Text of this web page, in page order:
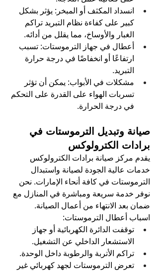
انسداد المكثف أو المبخر: يؤثر بشكل
كبير على كفاءة نظام التبريد تراكم
الغبار والأوساخ، مما يقلل من أدائه.
أعطال في جهاز الترموستات: تسبب
ارتفاعًا أو انخفاضًا في درجة حرارة
التبريد.
مشكلات في الأبواب: يمكن أن تؤثر
تسربات الهواء على القدرة على التحكم
في درجة الحرارة.
صيانة وتبديل الترموستات في
برادات الكترولوكس
يقدم مركز صيانة برادات الكترولوكس
خدمات عالية الجودة لصيانة واستبدال
الترموستات في كافة أنحاء الإمارات. نحن
نوفر خدمة سريعة ومباشرة في المنازل مع
ضمان بعد الانتهاء من أعمال الصيانة.
اسباب أعطال الترموستات:
توقفت الدائرة الكهربائية أو جهاز
الاستشعار الداخلي عن التشغيل.
تراكم الأتربة والرطوبة داخل الوحدة.
تعرض الترموستات لجهد كهربائي غير